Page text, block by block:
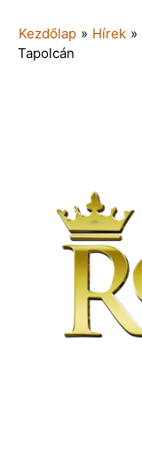
Kezdőlap » Hírek »
Tapolcán